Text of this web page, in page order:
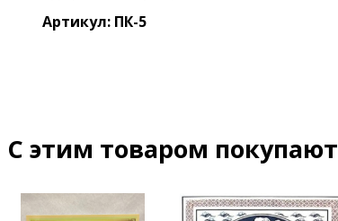
Артикул: ПК-5
C этим товаром покупают